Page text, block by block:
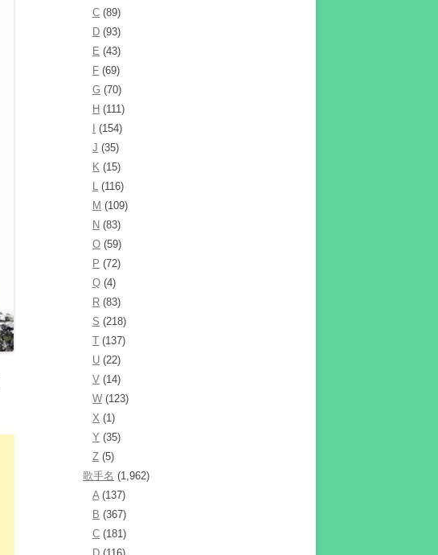
C (89)
D (93)
E (43)
F (69)
G (70)
H (111)
(154)
J (35)
K (15)
L (116)
M (109)
N (83)
O (59)
P (72)
Q (4)
R (83)
S (218)
T (137)
U (22)
V (14)
W (123)
X (1)
Y (35)
Z (5)
歌手名 (1,962)
A(137)
B (367)
C (181)